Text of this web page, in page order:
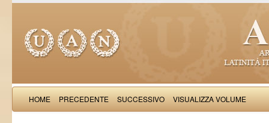
HOME PRECEDENTE SUCCESSIVO VISUALIZZA VOLUME